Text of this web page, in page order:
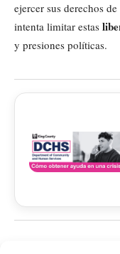
ejercer sus derechos
intenta limitar estas
y presiones políticas.